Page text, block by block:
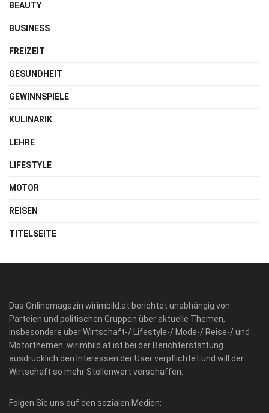
BEAUTY
BUSINESS
FREIZEIT
GESUNDHEIT
GEWINNSPIELE
KULINARIK
LEHRE
LIFESTYLE
MOTOR
REISEN
TITELSEITE
Das Onlinemagazin wirimbild.at berichtet unabhängig von
Parteien und politischen Gruppen über aktuelle Themen,
insbesondere über Wirtschaft-/ Lifestyle-/ Mode-/ Reise-/ und
Motorthemen. wirimbild.at ist bei der Berichterstattung
ausdrücklich den Interessen der User verpflichtet und will der
Wirtschaft so mehr Stellenwert verschaffen.
Folgen Sie uns auf den sozialen Medien: